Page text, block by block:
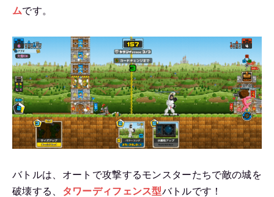
ムです。
バトルは、オートで攻撃するモンスターたちで敵の城を
破壊する、 タワーディフェンス型バトルです！